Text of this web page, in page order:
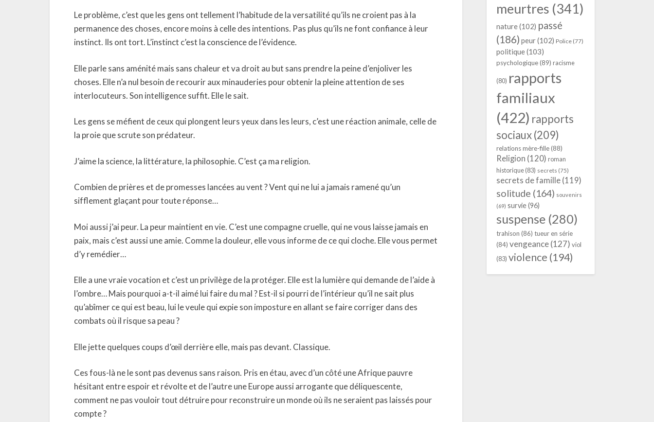
Le problème, c’est que les gens ont tellement l’habitude de la versatilité qu’ils ne croient pas à la
permanence des choses, encore moins à celle des intentions. Pas plus qu’ils ne font confiance à leur
instinct. Ils ont tort. L’instinct c’est la conscience de l’évidence.
Elle parle sans aménité mais sans chaleur et va droit au but sans prendre la peine d’enjoliver les
choses. Elle n’a nul besoin de recourir aux minauderies pour obtenir la pleine attention de ses
interlocuteurs. Son intelligence suffit. Elle le sait.
Les gens se méfient de ceux qui plongent leurs yeux dans les leurs, c’est une réaction animale, celle de
la proie que scrute son prédateur.
J’aime la science, la littérature, la philosophie. C’est ça ma religion.
Combien de prières et de promesses lancées au vent ? Vent qui ne lui a jamais ramené qu’un
sifflement glaçant pour toute réponse…
Moi aussi j’ai peur. La peur maintient en vie. C’est une compagne cruelle, qui ne vous laisse jamais en
paix, mais c’est aussi une amie. Comme la douleur, elle vous informe de ce qui cloche. Elle vous permet
d’y remédier…
Elle a une vraie vocation et c’est un privilège de la protéger. Elle est la lumière qui demande de l’aide à
l’ombre… Mais pourquoi a-t-il aimé lui faire du mal ? Est-il si pourri de l’intérieur qu’il ne sait plus
qu’abîmer ce qui est beau, lui le veule qui expie son imposture en allant se faire corriger dans des
combats où il risque sa peau ?
Elle jette quelques coups d’œil derrière elle, mais pas devant. Classique.
Ces fous-là ne le sont pas devenus sans raison. Pris en étau, avec d’un côté une Afrique pauvre
hésitant entre espoir et révolte et de l’autre une Europe aussi arrogante que déliquescente,
comment ne pas vouloir tout détruire pour reconstruire un monde où ils ne seraient pas laissés pour
compte ?
meurtres (341)
nature(102) passé
(186) peur(102) Police(77)
politique(103)
psychologique(89) racisme
(80) rapports
familiaux
(422) rapports
sociaux(209)
relations mère-fille(88)
Religion (120) roman
historique(83) secrets (75)
secrets de famille(119)
solitude (164) souvenirs
(69) survie(96)
suspense(280)
trahison (86) tueur en série
(84) vengeance(127) viol
(83) violence (194)